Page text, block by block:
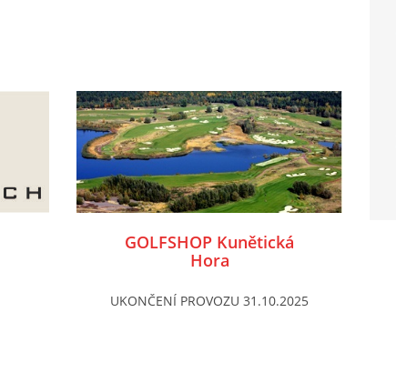
GOLFSHOP Kunětická
Hora
UKONČENÍ PROVOZU 31.10.2025